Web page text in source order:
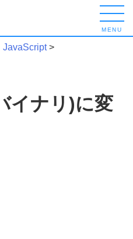
MENU
JavaScript>
イナリ)に変